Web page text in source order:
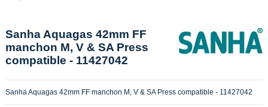
Sanha Aquagas 42mm FF
manchon M, V & SA Press
compatible - 11427042
Sanha Aquagas 42mm FF manchon M, V & SA Press compatible - 11427042